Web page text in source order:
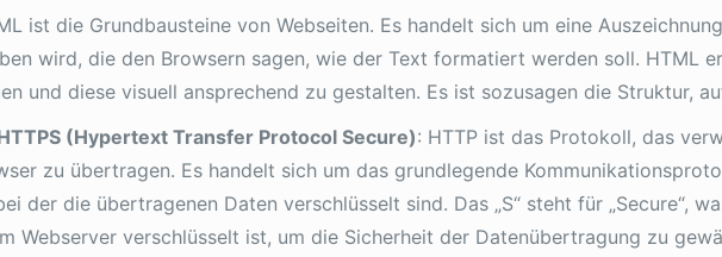
ist die Grundbausteine von Webseiten. Es handelt sich um eine
wird, die den Browsern sagen, wie der Text formatiert werden soll. HTML
und diese visuell ansprechend zu gestalten. Es ist sozusagen die Struktur,
(Hypertext Transfer Protocol Secure): HTTP ist das Protokoll, das
zu übertragen. Es handelt sich um das grundlegende
der die übertragenen Daten verschlüsselt sind. Das „S“ steht für „Secure“,
Webserver verschlüsselt ist, um die Sicherheit der Datenübertragung zu